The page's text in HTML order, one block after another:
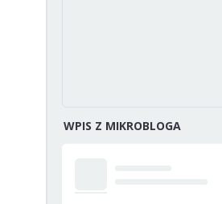
WPIS Z MIKROBLOGA